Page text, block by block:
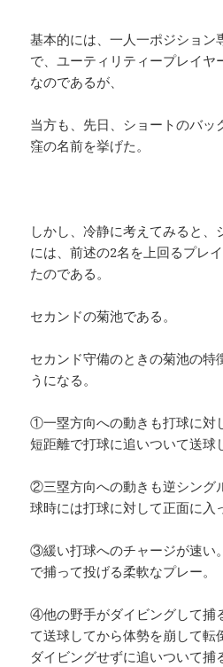
基本的には、一人一ポジション
で、ユーティリティープレイヤ
なのであるが、
当方も、先日、ショートのバッ
窪の名前を挙げた。
しかし、冷静に考えてみると
には、前述の2名を上回るプレ
たのである。
セカンドの菊池である。
セカンド守備のときの菊池の特
うになる。
①一塁方向への動きも打球に対
短距離で打球に追いついて送球
②三塁方向への動きも逆シング
球時には打球に対して正面に入
③緩い打球へのチャージが速い
で捕って投げる柔軟なプレー。
④他の野手がダイビングして捕
て送球してから体勢を崩して転
ダイビングせずに追いついて捕